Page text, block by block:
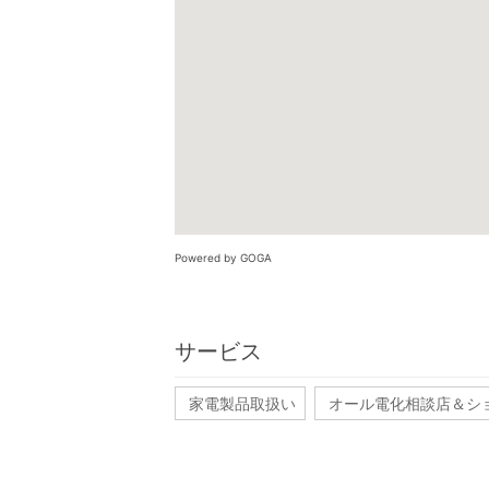
Powered by GOGA
サービス
家電製品取扱い オール電化相談店＆シ